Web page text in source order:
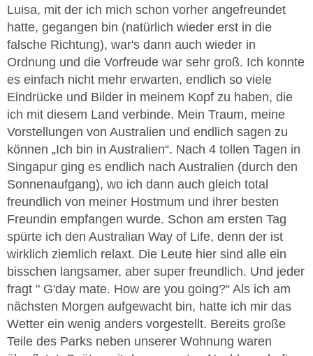
Luisa, mit der ich mich schon vorher angefreundet
hatte, gegangen bin (natürlich wieder erst in die
falsche Richtung), war's dann auch wieder in
Ordnung und die Vorfreude war sehr groß. Ich konnte
es einfach nicht mehr erwarten, endlich so viele
Eindrücke und Bilder in meinem Kopf zu haben, die
ich mit diesem Land verbinde. Mein Traum, meine
Vorstellungen von Australien und endlich sagen zu
können „Ich bin in Australien“. Nach 4 tollen Tagen in
Singapur ging es endlich nach Australien (durch den
Sonnenaufgang), wo ich dann auch gleich total
freundlich von meiner Hostmum und ihrer besten
Freundin empfangen wurde. Schon am ersten Tag
spürte ich den Australian Way of Life, denn der ist
wirklich ziemlich relaxt. Die Leute hier sind alle ein
bisschen langsamer, aber super freundlich. Und jeder
fragt " G'day mate. How are you going?“ Als ich am
nächsten Morgen aufgewacht bin, hatte ich mir das
Wetter ein wenig anders vorgestellt. Bereits große
Teile des Parks neben unserer Wohnung waren